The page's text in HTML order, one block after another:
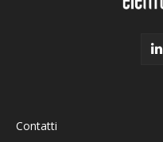
Contatti